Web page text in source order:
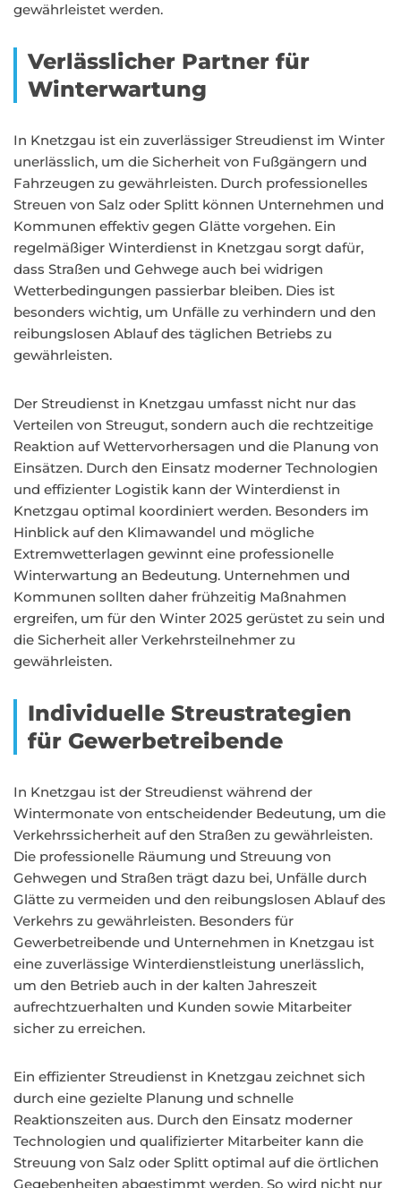
gewährleistet werden.
Verlässlicher Partner für
Winterwartung
In Knetzgau ist ein zuverlässiger Streudienst im Winter
unerlässlich, um die Sicherheit von Fußgängern und
Fahrzeugen zu gewährleisten. Durch professionelles
Streuen von Salz oder Splitt können Unternehmen und
Kommunen effektiv gegen Glätte vorgehen. Ein
regelmäßiger Winterdienst in Knetzgau sorgt dafür,
dass Straßen und Gehwege auch bei widrigen
Wetterbedingungen passierbar bleiben. Dies ist
besonders wichtig, um Unfälle zu verhindern und den
reibungslosen Ablauf des täglichen Betriebs zu
gewährleisten.
Der Streudienst in Knetzgau umfasst nicht nur das
Verteilen von Streugut, sondern auch die rechtzeitige
Reaktion auf Wettervorhersagen und die Planung von
Einsätzen. Durch den Einsatz moderner Technologien
und effizienter Logistik kann der Winterdienst in
Knetzgau optimal koordiniert werden. Besonders im
Hinblick auf den Klimawandel und mögliche
Extremwetterlagen gewinnt eine professionelle
Winterwartung an Bedeutung. Unternehmen und
Kommunen sollten daher frühzeitig Maßnahmen
ergreifen, um für den Winter 2025 gerüstet zu sein und
die Sicherheit aller Verkehrsteilnehmer zu
gewährleisten.
Individuelle Streustrategien
für Gewerbetreibende
In Knetzgau ist der Streudienst während der
Wintermonate von entscheidender Bedeutung, um die
Verkehrssicherheit auf den Straßen zu gewährleisten.
Die professionelle Räumung und Streuung von
Gehwegen und Straßen trägt dazu bei, Unfälle durch
Glätte zu vermeiden und den reibungslosen Ablauf des
Verkehrs zu gewährleisten. Besonders für
Gewerbetreibende und Unternehmen in Knetzgau ist
eine zuverlässige Winterdienstleistung unerlässlich,
um den Betrieb auch in der kalten Jahreszeit
aufrechtzuerhalten und Kunden sowie Mitarbeiter
sicher zu erreichen.
Ein effizienter Streudienst in Knetzgau zeichnet sich
durch eine gezielte Planung und schnelle
Reaktionszeiten aus. Durch den Einsatz moderner
Technologien und qualifizierter Mitarbeiter kann die
Streuung von Salz oder Splitt optimal auf die örtlichen
Gegebenheiten abgestimmt werden. So wird nicht nur